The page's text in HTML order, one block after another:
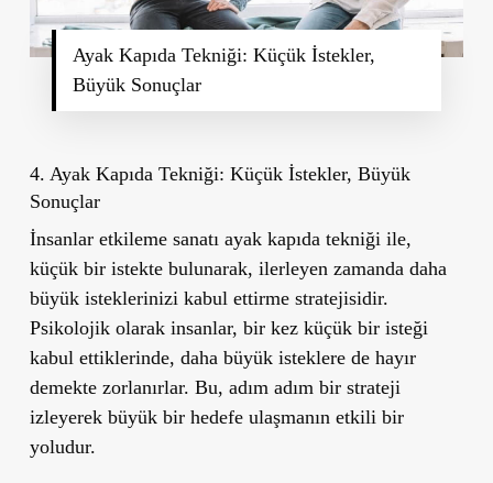
Ayak Kapıda Tekniği: Küçük İstekler,
Büyük Sonuçlar
4. Ayak Kapıda Tekniği: Küçük İstekler, Büyük
Sonuçlar
İnsanlar etkileme sanatı ayak kapıda tekniği ile,
küçük bir istekte bulunarak, ilerleyen zamanda daha
büyük isteklerinizi kabul ettirme stratejisidir.
Psikolojik olarak insanlar, bir kez küçük bir isteği
kabul ettiklerinde, daha büyük isteklere de hayır
demekte zorlanırlar. Bu, adım adım bir strateji
izleyerek büyük bir hedefe ulaşmanın etkili bir
yoludur.